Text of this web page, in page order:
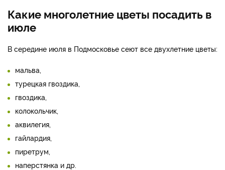
Какие многолетние цветы посадить в
июле
В середине июля в Подмосковье сеют все двухлетние цветы:
мальва,
турецкая гвоздика,
гвоздика,
колокольчик,
аквилегия,
гайлардия,
пиретрум,
наперстянка и др.